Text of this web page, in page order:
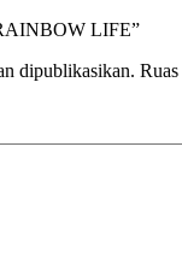
LIFE”
dipublikasikan.